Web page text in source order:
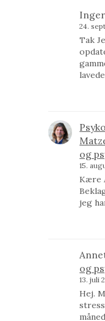
Inger
24.
Tak
og
15.
Kære
jeg
og
13. juli
Hej.